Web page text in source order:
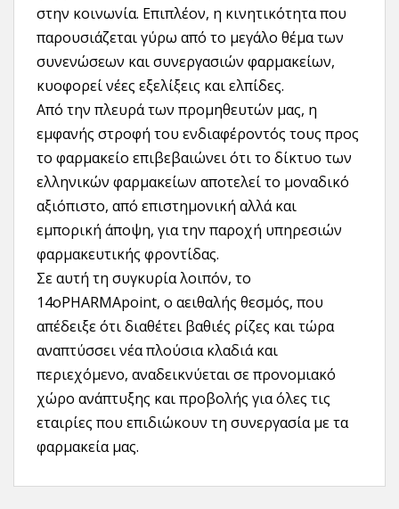
στην κοινωνία. Επιπλέον, η κινητικότητα που
παρουσιάζεται γύρω από το μεγάλο θέμα των
συνενώσεων και συνεργασιών φαρμακείων,
κυοφορεί νέες εξελίξεις και ελπίδες.
Από την πλευρά των προμηθευτών μας, η
εμφανής στροφή του ενδιαφέροντός τους προς
το φαρμακείο επιβεβαιώνει ότι το δίκτυο των
ελληνικών φαρμακείων αποτελεί το μοναδικό
αξιόπιστο, από επιστημονική αλλά και
εμπορική άποψη, για την παροχή υπηρεσιών
φαρμακευτικής φροντίδας.
Σε αυτή τη συγκυρία λοιπόν, το
14oPHARMApoint, o αειθαλής θεσμός, που
απέδειξε ότι διαθέτει βαθιές ρίζες και τώρα
αναπτύσσει νέα πλούσια κλαδιά και
περιεχόμενο, αναδεικνύεται σε προνομιακό
χώρο ανάπτυξης και προβολής για όλες τις
εταιρίες που επιδιώκουν τη συνεργασία με τα
φαρμακεία μας.